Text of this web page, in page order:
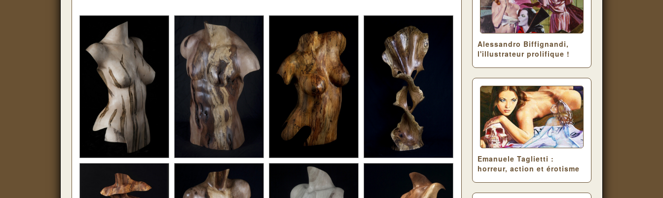
Alessandro Biffignandi,
l'illustrateur prolifique !
Emanuele Taglietti :
horreur, action et érotisme